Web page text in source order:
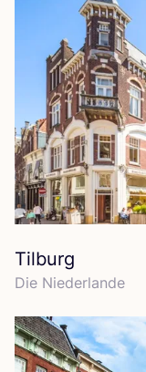
Tilburg
Die Nie­der­lan­de